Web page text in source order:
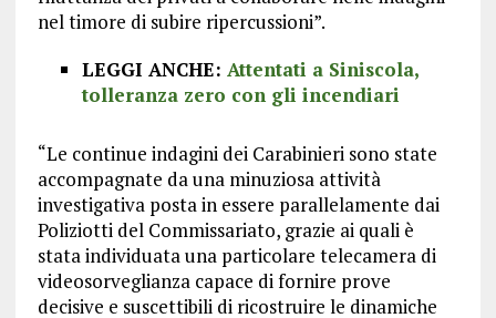
nel timore di subire ripercussioni”.
LEGGI ANCHE: Attentati a Siniscola,
tolleranza zero con gli incendiari
“Le continue indagini dei Carabinieri sono state
accompagnate da una minuziosa attività
investigativa posta in essere parallelamente dai
Poliziotti del Commissariato, grazie ai quali è
stata individuata una particolare telecamera di
videosorveglianza capace di fornire prove
decisive e suscettibili di ricostruire le dinamiche